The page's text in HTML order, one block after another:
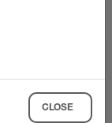
og
CLOSE